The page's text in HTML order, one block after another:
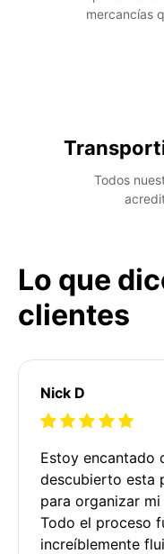
mercancías
Todos
Lo que
clientes
Nick D
Estoy encantado
descubierto esta
para organizar mi
Todo el proceso
increíblemente